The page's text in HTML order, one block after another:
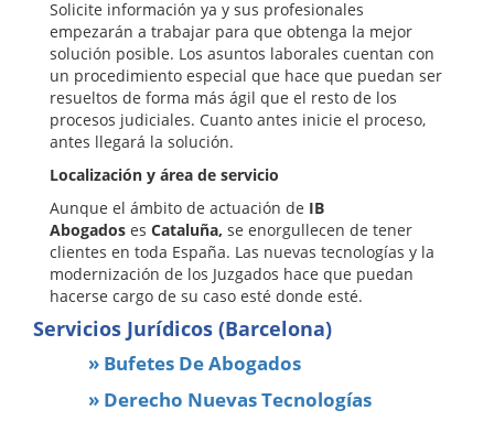
Solicite información ya y sus profesionales
empezarán a trabajar para que obtenga la mejor
solución posible. Los asuntos laborales cuentan con
un procedimiento especial que hace que puedan ser
resueltos de forma más ágil que el resto de los
procesos judiciales. Cuanto antes inicie el proceso,
antes llegará la solución.
Localización y área de servicio
Aunque el ámbito de actuación de IB
Abogados es Cataluña, se enorgullecen de tener
clientes en toda España. Las nuevas tecnologías y la
modernización de los Juzgados hace que puedan
hacerse cargo de su caso esté donde esté.
Servicios Jurídicos (Barcelona)
» Bufetes De Abogados
» Derecho Nuevas Tecnologías